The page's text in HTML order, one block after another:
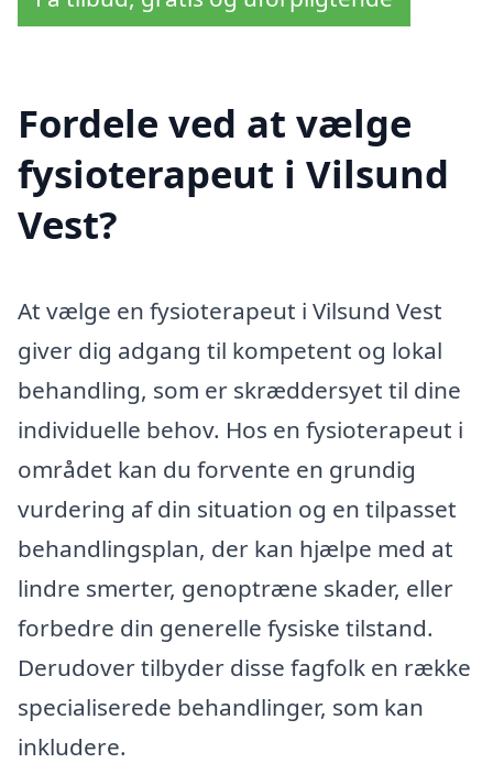
Fordele ved at vælge
fysioterapeut i Vilsund
Vest?
At vælge en fysioterapeut i Vilsund Vest
giver dig adgang til kompetent og lokal
behandling, som er skræddersyet til dine
individuelle behov. Hos en fysioterapeut i
området kan du forvente en grundig
vurdering af din situation og en tilpasset
behandlingsplan, der kan hjælpe med at
lindre smerter, genoptræne skader, eller
forbedre din generelle fysiske tilstand.
Derudover tilbyder disse fagfolk en række
specialiserede behandlinger, som kan
inkludere.